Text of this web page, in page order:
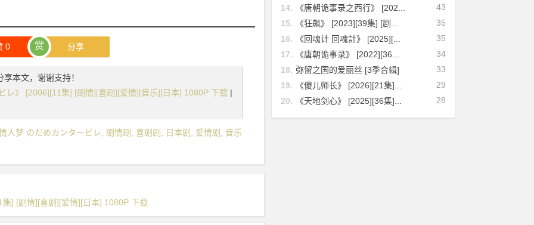
0 赏 分享
本文，谢谢支持！
レ》 [2006][11集] [剧情][喜剧][爱情][音乐][日本] 1080P 下载 |
人梦 のだめカンタービレ 剧情剧 喜剧剧 日本剧 爱情剧
音乐
集] [剧情][喜剧][爱情][日本] 1080P 下载
43
14.
《唐朝诡事录之西行》 [202...
35
15.
《狂飙》 [2023][39集] [剧...
35
16.
《回魂计 回魂計》 [2025][...
34
17.
《唐朝诡事录》 [2022][36...
33
18. 弥留之国的爱丽丝 [3季合辑]
29
19.
《傻儿师长》 [2026][21集]...
28
20. 《天地剑心》 [2025][36集]...